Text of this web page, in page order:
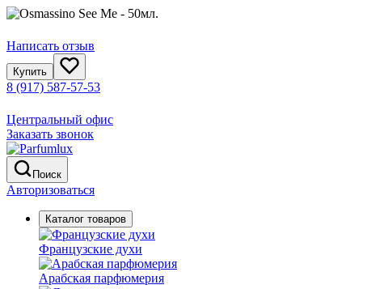
Написать отзыв
Купить
8 (917) 587-57-53
Центральный офис
Заказать звонок
Поиск
Авторизоваться
Каталог товаров
Французские духи
Арабская парфюмерия